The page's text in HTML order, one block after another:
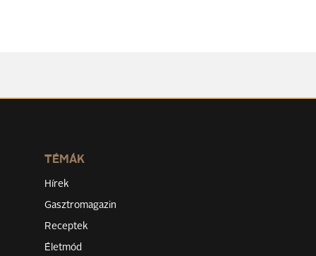
TÉMÁK
Hírek
Gasztromagazin
Receptek
Életmód